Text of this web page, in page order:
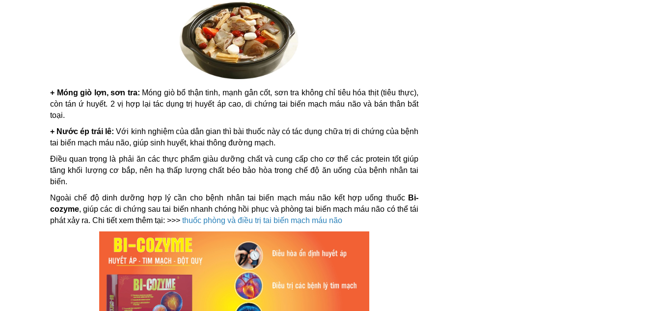
+ Móng giò lợn, sơn tra: Móng giò bổ thận tinh, mạnh gân cốt, sơn tra không chỉ tiêu hóa thịt (tiêu thực),
còn tán ứ huyết. 2 vị hợp lại tác dụng trị huyết áp cao, di chứng tai biến mạch máu não và bán thân bất
toại.
+ Nước ép trái lê: Với kinh nghiệm của dân gian thì bài thuốc này có tác dụng chữa trị di chứng của bệnh
tai biến mạch máu não, giúp sinh huyết, khai thông đường mạch.
Điều quan trọng là phải ăn các thực phẩm giàu dưỡng chất và cung cấp cho cơ thể các protein tốt giúp
tăng khối lượng cơ bắp, nên hạ thấp lượng chất béo bảo hòa trong chế độ ăn uống của bệnh nhân tai
biến.
Ngoài chế độ dinh dưỡng hợp lý cần cho bệnh nhân tai biến mạch máu não kết hợp uống thuốc Bi-
cozyme, giúp các di chứng sau tai biến nhanh chóng hồi phục và phòng tai biến mạch máu não có thể tái
phát xảy ra. Chi tiết xem thêm tại: >>> thuốc phòng và điều trị tai biến mạch máu não